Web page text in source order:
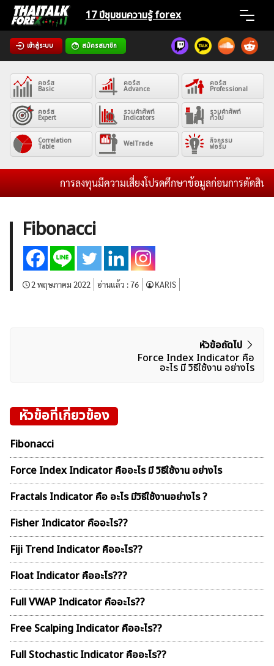
Skip
content
17 ปีชุมชนความรู้ forex
เข้าสู่ระบบ สมัครสมาชิก
Home
News
Articles
VPS Register
ค้นหา
สำหรับ:
คอร์ส
Basic
คอร์ส
Advance
คอร์ส
Professional
คอร์ส
Expert
รวมคำศัพท์
Indicators
รวมคำศัพท์
ทั่วไป
Correlation
Table WelTrade กิจกรรม
ฟอรั่ม
การลงทุนมีความเสี่ยงโปรดศึกษาข้อมูลก่อนการตัดสินใ
Fibonacci
2 พฤษภาคม 2022 อ่านแล้ว :76 KARIS
หัวข้อถัดไป
Force Index Indicator คือ
อะไร มี วิธีใช้งาน อย่างไร
หัวข้อที่เกี่ยวข้อง
Fibonacci
Force Index Indicator คืออะไร มี วิธีใช้งาน อย่างไร
Fractals Indicator คือ อะไร มีวิธีใช้งานอย่างไร ?
Fisher Indicator คืออะไร??
Fiji Trend Indicator คืออะไร??
Float Indicator คืออะไร???
Full VWAP Indicator คืออะไร??
Free Scalping Indicator คืออะไร??
Full Stochastic Indicator คืออะไร??